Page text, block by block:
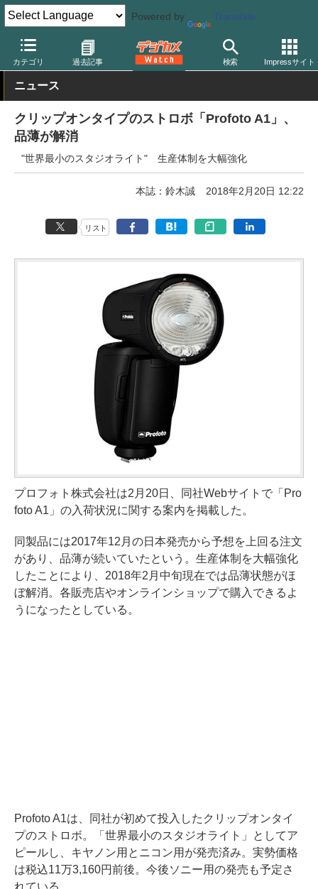
Powered by Translate
カテゴリ 過去記事 検索 Impressサイト
デジカメ Watch 撮影用品 ストロボ（フラッシュ） プロフォト
ニュース
クリップオンタイプのストロボ「Profoto A1」、
品薄が解消
"世界最小のスタジオライト" 生産体制を大幅強化
本誌：鈴木誠 2018年2月20日 12:22
リスト
プロフォト株式会社は2月20日、同社Webサイトで「Pro
foto A1」の入荷状況に関する案内を掲載した。
同製品には2017年12月の日本発売から予想を上回る注文
があり、品薄が続いていたという。生産体制を大幅強化
したことにより、2018年2月中旬現在では品薄状態がほ
ぼ解消。各販売店やオンラインショップで購入できるよ
うになったとしている。
Profoto A1は、同社が初めて投入したクリップオンタイ
プのストロボ。「世界最小のスタジオライト」としてア
ピールし、キヤノン用とニコン用が発売済み。実勢価格
は税込11万3,160円前後。今後ソニー用の発売も予定さ
れている。